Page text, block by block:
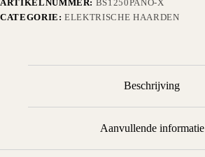
ARTIKELNUMMER: BS1250PANO-X
CATEGORIE:ELEKTRISCHE HAARDEN
Beschrijving
Aanvullende informatie